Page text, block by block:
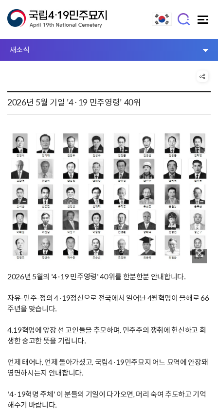
새소식
2026년 5월 기일 '4·19 민주영령' 40위
2026년 5월의 '4·19 민주영령' 40위를 한분한분 안내합니다.
자유-민주-정의 4·19정신으로 전국에서 일어난 4월혁명이 올해로 66
주년을 맞습니다.
4.19혁명에 앞장 선 고인들을 추모하며, 민주주의 쟁취에 헌신하고 희
생한 숭고한 뜻을 기립니다.
언제 태어나, 언제 돌아가셨고, 국립4·19민주묘지 어느 묘역에 안장돼
영면하시는지 안내합니다.
'4·19혁명 주체' 이 분들의 기일이 다가오면, 머리 숙여 추도하고 기억
해주기 바랍니다.